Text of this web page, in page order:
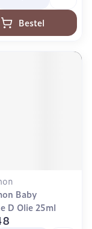
Bestel
Baby
D Olie 25ml